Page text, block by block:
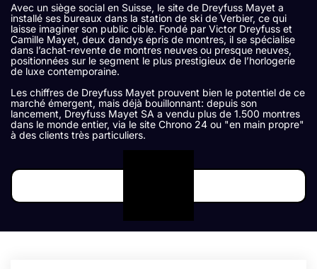
Avec un siège social en Suisse, le site de Dreyfuss Mayet a
installé ses bureaux dans la station de ski de Verbier, ce qui
laisse imaginer son public cible. Fondé par Victor Dreyfuss et
Camille Mayet, deux dandys épris de montres, il se spécialise
dans l’achat-revente de montres neuves ou presque neuves,
positionnées sur le segment le plus prestigieux de l’horlogerie
de luxe contemporaine.
Les chiffres de Dreyfuss Mayet prouvent bien le potentiel de ce
marché émergent, mais déjà bouillonnant: depuis son
lancement, Dreyfuss Mayet SA a vendu plus de 1.500 montres
dans le monde entier, via le site Chrono 24 ou "en main propre"
à des clients très particuliers.